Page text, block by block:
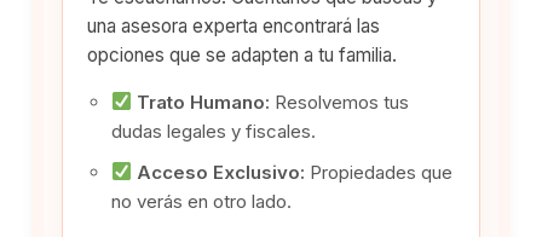
una asesora experta encontrará las
opciones que se adapten a tu familia.
Trato Humano: Resolvemos tus
dudas legales y fiscales.
Acceso Exclusivo: Propiedades que
no verás en otro lado.